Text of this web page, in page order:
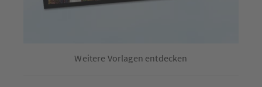
Weitere Vorlagen entdecken